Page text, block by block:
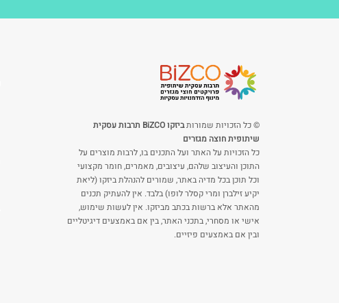
© כל הזכויות שמורות
ביזקו BiZCO תרבות עסקית
שיתופית חוצה מגזרים
כל הזכויות על האתר ועל התכנים בו, לרבות מוצרים על
התוכן והעיצוב שלהם, עיצובים, מאמרים, חומר מקצועי
וכל תוכן בכל מדיה באתר, שמורים להנהלת ביזקו (ליאת
יקיע זילברן ומרי קסלר לופו) בלבד. אין להעתיק תכנים
מהאתר אלא ברשות בכתב מביזקו. אין לעשות שימוש,
אישי או מסחרי, בתכני האתר, בין אם באמצעים דיגיטליים
ובין אם באמצעים פיזיים.